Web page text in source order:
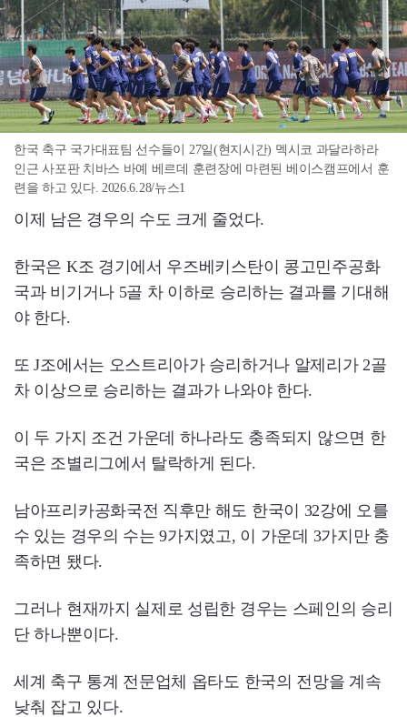
한국 축구 국가대표팀 선수들이 27일(현지시간) 멕시코 과달라하라
인근 사포판 치바스 바예 베르데 훈련장에 마련된 베이스캠프에서 훈
련을 하고 있다. 2026.6.28/뉴스1
이제 남은 경우의 수도 크게 줄었다.
한국은 K조 경기에서 우즈베키스탄이 콩고민주공화
국과 비기거나 5골 차 이하로 승리하는 결과를 기대해
야 한다.
또 J조에서는 오스트리아가 승리하거나 알제리가 2골
차 이상으로 승리하는 결과가 나와야 한다.
이 두 가지 조건 가운데 하나라도 충족되지 않으면 한
국은 조별리그에서 탈락하게 된다.
남아프리카공화국전 직후만 해도 한국이 32강에 오를
수 있는 경우의 수는 9가지였고, 이 가운데 3가지만 충
족하면 됐다.
그러나 현재까지 실제로 성립한 경우는 스페인의 승리
단 하나뿐이다.
세계 축구 통계 전문업체 옵타도 한국의 전망을 계속
낮춰 잡고 있다.